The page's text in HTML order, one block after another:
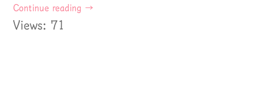
Continue reading →
Views: 71